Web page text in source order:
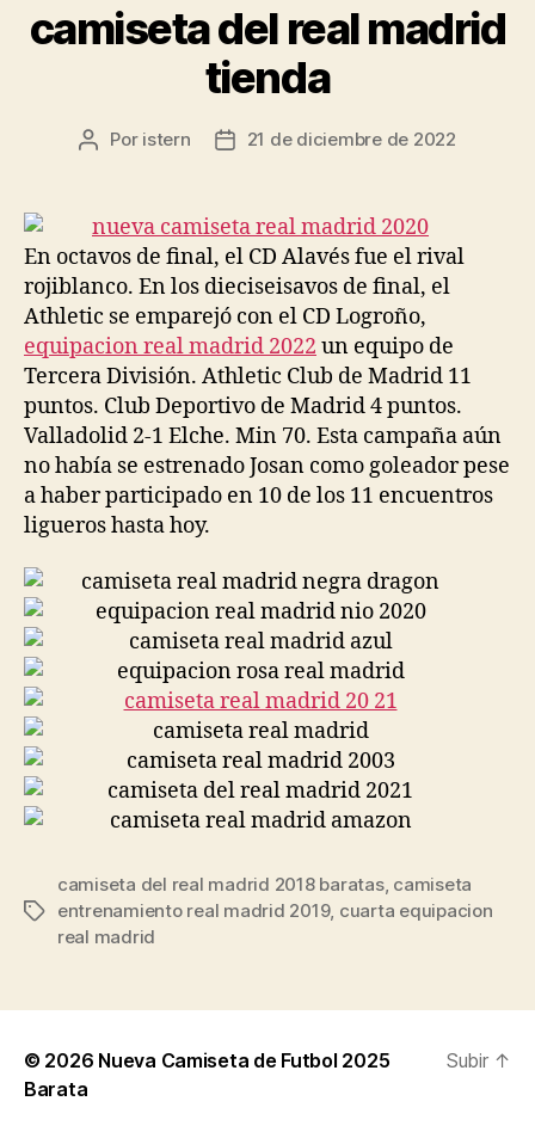
camiseta del real madrid
tienda
Autor
entrada
Por istern
Fecha
entrada
21 de diciembre de 2022
En octavos de final, el CD Alavés fue el rival
rojiblanco. En los dieciseisavos de final, el
Athletic se emparejó con el CD Logroño,
equipacion real madrid 2022 un equipo de
Tercera División. Athletic Club de Madrid 11
puntos. Club Deportivo de Madrid 4 puntos.
Valladolid 2-1 Elche. Min 70. Esta campaña aún
no había se estrenado Josan como goleador pese
a haber participado en 10 de los 11 encuentros
ligueros hasta hoy.
Etiquetas
camiseta del real madrid 2018 baratas, camiseta
entrenamiento real madrid 2019, cuarta equipacion
real madrid
© 2026 Nueva Camiseta de Futbol 2025
Barata
Subir ↑